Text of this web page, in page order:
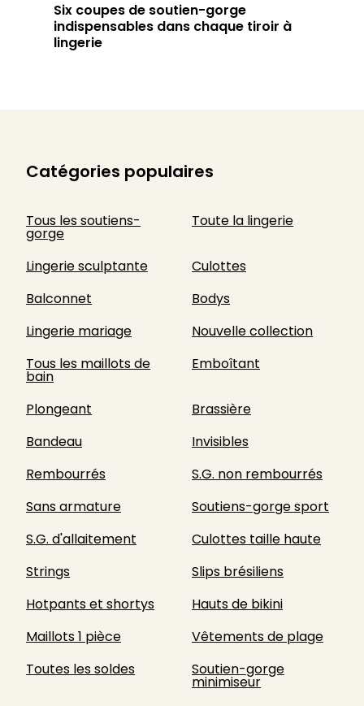
Six coupes de soutien-gorge
indispensables dans chaque tiroir à
lingerie
Catégories populaires
Tous les soutiens-
gorge
Toute la lingerie
Lingerie sculptante
Culottes
Balconnet
Bodys
Lingerie mariage
Nouvelle collection
Tous les maillots de
bain
Emboîtant
Plongeant
Brassière
Bandeau
Invisibles
Rembourrés
S.G. non rembourrés
Sans armature
Soutiens-gorge sport
S.G. d'allaitement
Culottes taille haute
Strings
Slips brésiliens
Hotpants et shortys
Hauts de bikini
Maillots 1 pièce
Vêtements de plage
Toutes les soldes
Soutien-gorge
minimiseur